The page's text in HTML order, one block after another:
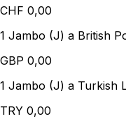
CHF 0,00
1 Jambo (J) a British
GBP 0,00
1 Jambo (J) a Turkish
TRY 0,00